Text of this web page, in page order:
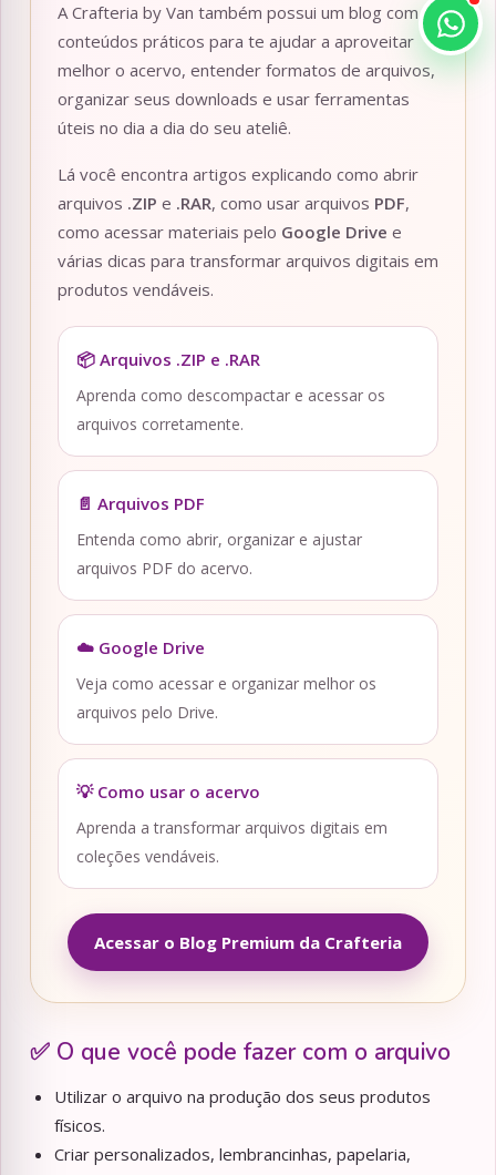
A Crafteria by Van também possui um blog com
conteúdos práticos para te ajudar a aproveitar
melhor o acervo, entender formatos de arquivos,
organizar seus downloads e usar ferramentas
úteis no dia a dia do seu ateliê.
Lá você encontra artigos explicando como abrir
arquivos .ZIP e .RAR, como usar arquivos PDF,
como acessar materiais pelo Google Drive e
várias dicas para transformar arquivos digitais em
produtos vendáveis.
📦 Arquivos .ZIP e .RAR
Aprenda como descompactar e acessar os
arquivos corretamente.
📄 Arquivos PDF
Entenda como abrir, organizar e ajustar
arquivos PDF do acervo.
☁️ Google Drive
Veja como acessar e organizar melhor os
arquivos pelo Drive.
💡 Como usar o acervo
Aprenda a transformar arquivos digitais em
coleções vendáveis.
Acessar o Blog Premium da Crafteria
✅ O que você pode fazer com o arquivo
Utilizar o arquivo na produção dos seus produtos
físicos.
Criar personalizados, lembrancinhas, papelaria,